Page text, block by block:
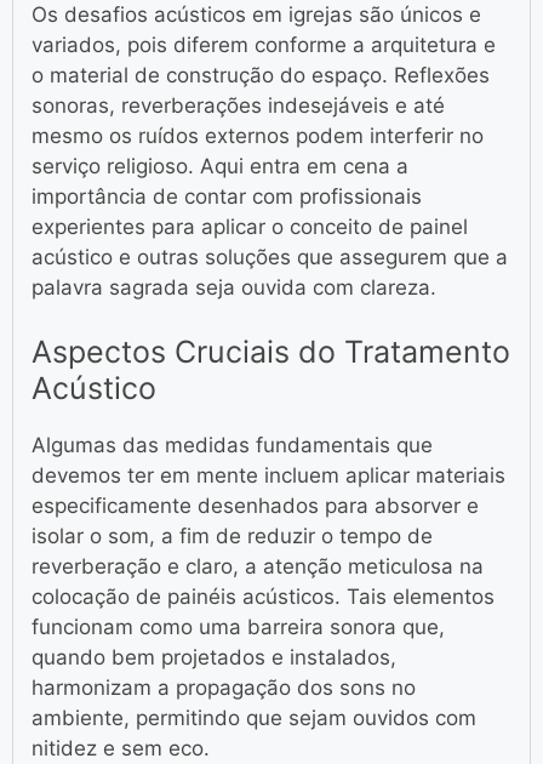
Os desafios acústicos em igrejas são únicos e
variados, pois diferem conforme a arquitetura e
o material de construção do espaço. Reflexões
sonoras, reverberações indesejáveis e até
mesmo os ruídos externos podem interferir no
serviço religioso. Aqui entra em cena a
importância de contar com profissionais
experientes para aplicar o conceito de painel
acústico e outras soluções que assegurem que a
palavra sagrada seja ouvida com clareza.
Aspectos Cruciais do Tratamento
Acústico
Algumas das medidas fundamentais que
devemos ter em mente incluem aplicar materiais
especificamente desenhados para absorver e
isolar o som, a fim de reduzir o tempo de
reverberação e claro, a atenção meticulosa na
colocação de painéis acústicos. Tais elementos
funcionam como uma barreira sonora que,
quando bem projetados e instalados,
harmonizam a propagação dos sons no
ambiente, permitindo que sejam ouvidos com
nitidez e sem eco.